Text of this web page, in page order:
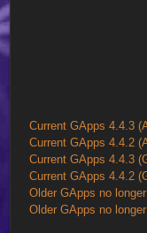
Current GApps 4.4.3
Current GApps 4.4.2
Current GApps 4.4.3
Current GApps 4.4.2
Older GApps no
Older GApps no